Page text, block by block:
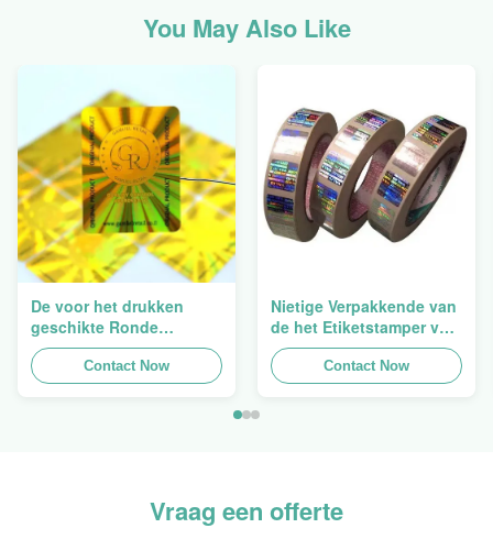
You May Also Like
De voor het drukken
geschikte Ronde
Verpakkende
Holografische
Zelfklevende Bladen van
Contact Now
Nietige Verpakkende van
de het Etiketstamper van
de Hologramveiligheid
Duidelijke het
Hologramsticker Logo
Contact Now
Vraag een offerte